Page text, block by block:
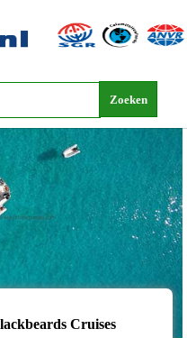
Cruises
Cruises